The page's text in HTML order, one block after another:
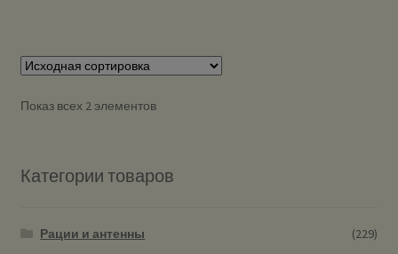
Показ всех 2 элементов
Категории товаров
Рации и антенны
(229)